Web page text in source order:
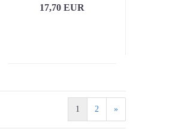
Messzeuge / Baulaser
3D-Laser /
Linienlaser
17,70 EUR
1 2 »